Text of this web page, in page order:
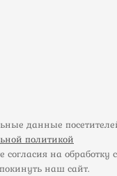
данные
политикой
согласия на обработку
наш сайт.